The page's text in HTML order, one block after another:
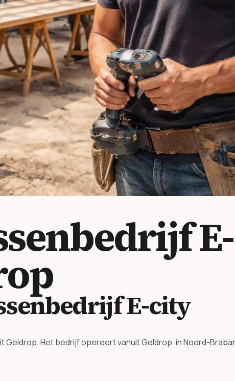
E-city
Het bedrijf opereert vanuit Geldrop, in Noord-